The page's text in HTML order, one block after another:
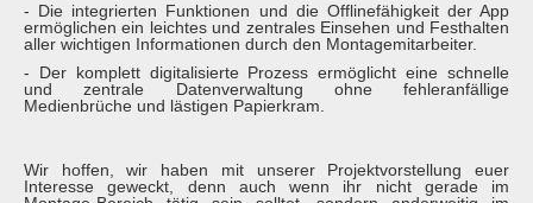
- Die integrierten Funktionen und die Offlinefähigkeit der App
ermöglichen ein leichtes und zentrales Einsehen und Festhalten
aller wichtigen Informationen durch den Montagemitarbeiter.
- Der komplett digitalisierte Prozess ermöglicht eine schnelle
und zentrale Datenverwaltung ohne fehleranfällige
Medienbrüche und lästigen Papierkram.
Wir hoffen, wir haben mit unserer Projektvorstellung euer
Interesse geweckt, denn auch wenn ihr nicht gerade im